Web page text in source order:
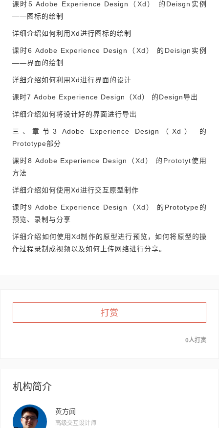
课时5 Adobe Experience Design（Xd） 的Deisgn实例
——图标的绘制
详细介绍如何利用Xd进行图标的绘制
课时6 Adobe Experience Design（Xd） 的Deisign实例
——界面的绘制
详细介绍如何利用Xd进行界面的设计
课时7 Adobe Experience Design（Xd） 的Design导出
详细介绍如何将设计好的界面进行导出
三、章节3 Adobe Experience Design（Xd） 的
Prototype部分
课时8 Adobe Experience Design（Xd） 的Prototyt使用
方法
详细介绍如何使用Xd进行交互原型制作
课时9 Adobe Experience Design（Xd） 的Prototype的
预览、录制与分享
详细介绍如何使用Xd制作的原型进行预览，如何将原型的操
作过程录制成视频以及如何上传网络进行分享。
打赏
0人打赏
机构简介
黄方闻
高级交互设计师